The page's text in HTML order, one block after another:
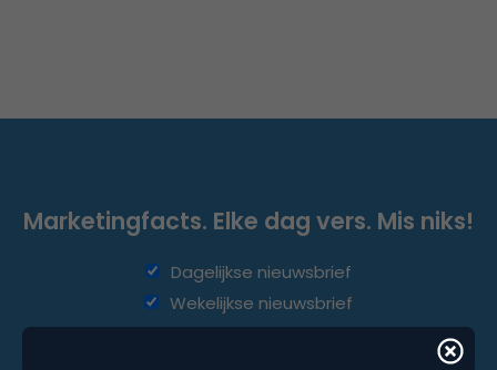
Marketingfacts. Elke dag vers. Mis niks!
Dagelijkse nieuwsbrief
Wekelijkse nieuwsbrief